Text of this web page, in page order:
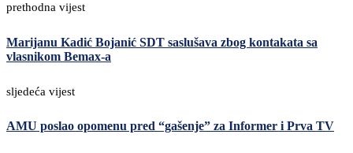
prethodna vijest
Marijanu Kadić Bojanić SDT saslušava zbog kontakata sa
vlasnikom Bemax-a
sljedeća vijest
AMU poslao opomenu pred “gašenje” za Informer i Prva TV